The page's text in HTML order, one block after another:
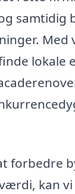
samtidig
Med
lokale
forbedre
kan